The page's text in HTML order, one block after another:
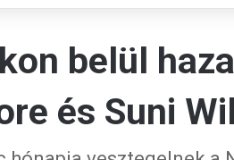
belül
és Suni